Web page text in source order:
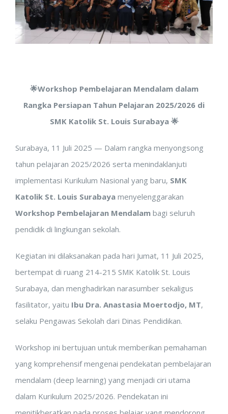
🌟Workshop Pembelajaran Mendalam dalam
Rangka Persiapan Tahun Pelajaran 2025/2026 di
SMK Katolik St. Louis Surabaya 🌟
Surabaya, 11 Juli 2025 — Dalam rangka menyongsong
tahun pelajaran 2025/2026 serta menindaklanjuti
implementasi Kurikulum Nasional yang baru, SMK
Katolik St. Louis Surabaya menyelenggarakan
Workshop Pembelajaran Mendalam bagi seluruh
pendidik di lingkungan sekolah.
Kegiatan ini dilaksanakan pada hari Jumat, 11 Juli 2025,
bertempat di ruang 214-215 SMK Katolik St. Louis
Surabaya, dan menghadirkan narasumber sekaligus
fasilitator, yaitu Ibu Dra. Anastasia Moertodjo, MT,
selaku Pengawas Sekolah dari Dinas Pendidikan.
Workshop ini bertujuan untuk memberikan pemahaman
yang komprehensif mengenai pendekatan pembelajaran
mendalam (deep learning) yang menjadi ciri utama
dalam Kurikulum 2025/2026. Pendekatan ini